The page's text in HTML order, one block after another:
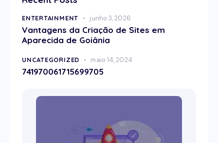
ENTERTAINMENT junho 3, 2026
Vantagens da Criação de Sites em
Aparecida de Goiânia
UNCATEGORIZED maio 14, 2024
741970061715699705